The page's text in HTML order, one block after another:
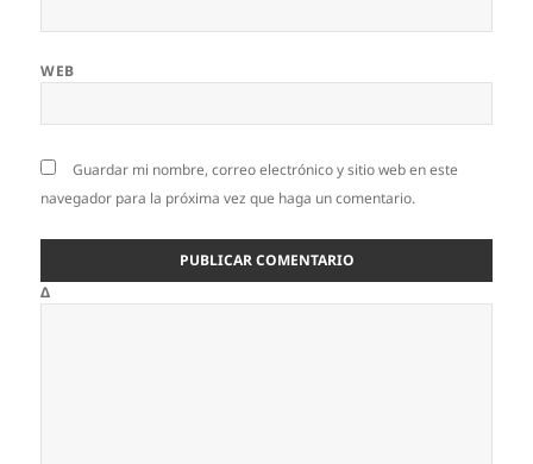
WEB
Guardar mi nombre, correo electrónico y sitio web en este
navegador para la próxima vez que haga un comentario.
Δ